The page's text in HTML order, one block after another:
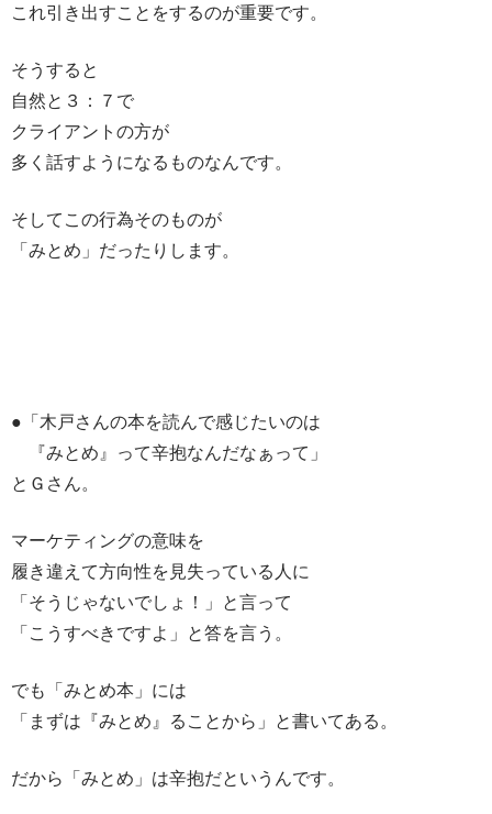
これ引き出すことをするのが重要です。
そうすると
自然と３：７で
クライアントの方が
多く話すようになるものなんです。
そしてこの行為そのものが
「みとめ」だったりします。
●「木戸さんの本を読んで感じたいのは
『みとめ』って辛抱なんだなぁって」
とＧさん。
マーケティングの意味を
履き違えて方向性を見失っている人に
「そうじゃないでしょ！」と言って
「こうすべきですよ」と答を言う。
でも「みとめ本」には
「まずは『みとめ』ることから」と書いてある。
だから「みとめ」は辛抱だというんです。